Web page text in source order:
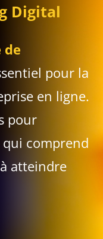
Digital
de
pour la
en ligne.
pour
comprend
atteindre